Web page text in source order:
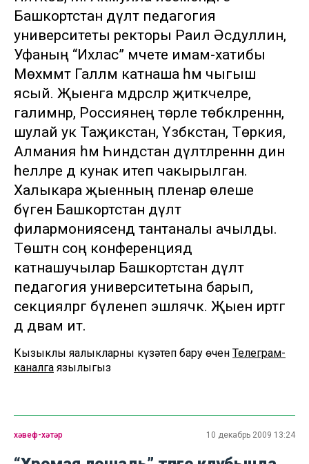
Башкортстан дәүләт педагогия
университеты ректоры Раил Әсәдуллин,
Уфаның “Ихлас” мәчете имам-хатибы
Мөхәммәт Галләм катнаша һәм чыгыш
ясый. Җыенга мәдрәсәләр җитәкчеләре,
галимнәр, Россиянең төрле төбәкләреннән,
шулай ук Таҗикстан, Үзбәкстан, Төркия,
Алмания һәм Һиндстан дәүләтләреннән дин
әһелләре дә кунак итеп чакырылган.
Халыкара җыенның пленар өлеше
бүген Башкортстан дәүләт
филармониясендә тантаналы ачылды.
Төштән соң конференциядә
катнашучылар Башкортстан дәүләт
педагогия университетына барып,
секцияләргә бүленеп эшләячәк. Җыен иртәгә
дә дәвам итә.
Кызыклы яңалыкларны күзәтеп бару өчен Телеграм-
каналга язылыгыз
хәвеф-хәтәр 10 декабрь 2009 13:24